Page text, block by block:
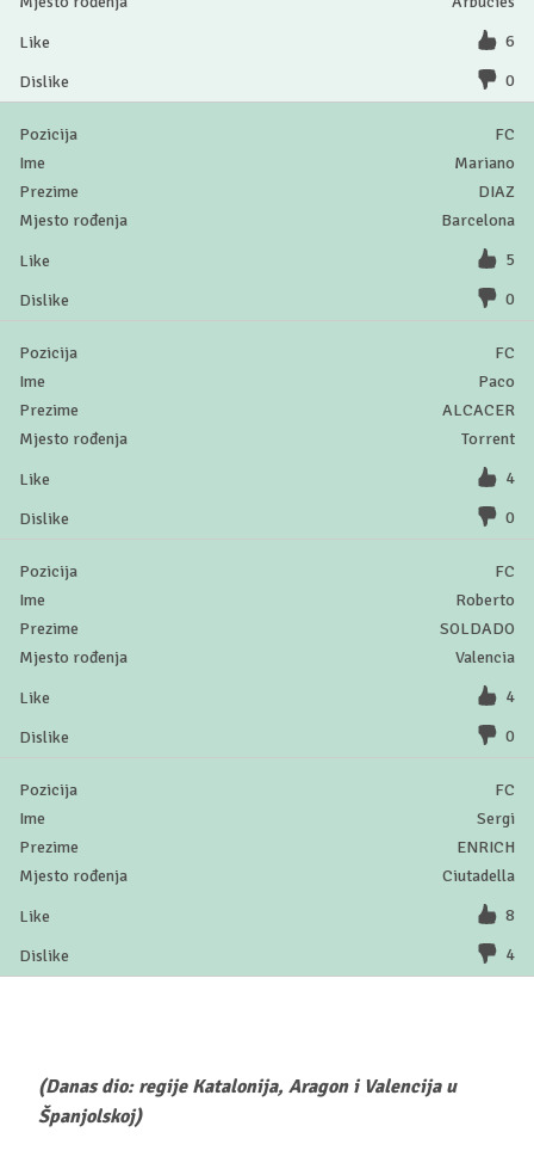
6
0
FC
Mariano
DIAZ
Barcelona
5
0
FC
Paco
ALCACER
Torrent
4
0
FC
Roberto
SOLDADO
Valencia
4
0
FC
Sergi
ENRICH
Ciutadella
8
4
(Danas dio: regije Katalonija, Aragon i Valencija u
Španjolskoj)